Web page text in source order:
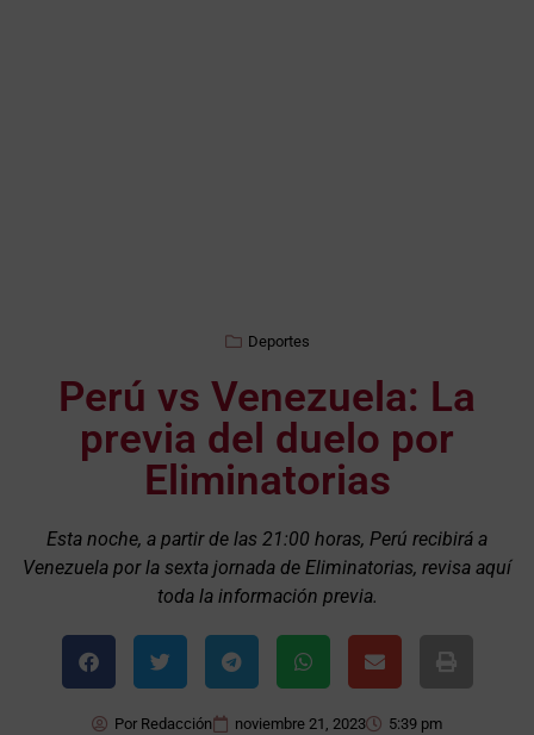
Deportes
Perú vs Venezuela: La
previa del duelo por
Eliminatorias
Esta noche, a partir de las 21:00 horas, Perú recibirá a
Venezuela por la sexta jornada de Eliminatorias, revisa aquí
toda la información previa.
Por Redacción noviembre 21, 2023 5:39 pm